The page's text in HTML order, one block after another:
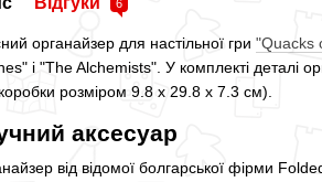
6
органайзер для настільної гри "Quacks
і "The Alchemists". У комплекті деталі
розміром 9.8 x 29.8 x 7.3 см).
аксесуар
від відомої болгарської фірми